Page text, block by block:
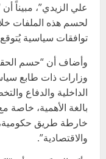
علي الزيدي”، مبيناً
لحسم هذه الملفات
توافقات سياسية يُتوقع أن تتضح
وأضاف أن “حسم
وزارات ذات طابع
الداخلية والدفاع
بالغة الأهمية،
خارطة طريق حكومية،
والاقتصادية”.